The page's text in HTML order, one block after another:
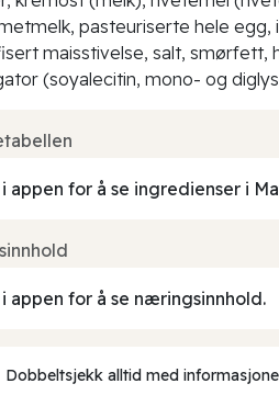
pasteuriserte hele egg,
maisstivelse, salt, smørfett,
(soyalecitin, mono- og
appen for å se ingredienser i
appen for å se næringsinnhold.
Dobbeltsjekk alltid med